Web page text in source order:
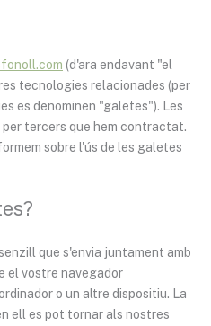
(d'ara endavant "el
tecnologies relacionades (per
es denominen "galetes"). Les
per tercers que hem contractat.
sobre l'ús de les galetes
que s'envia juntament amb
el vostre navegador
o un altre dispositiu. La
ell es pot tornar als nostres